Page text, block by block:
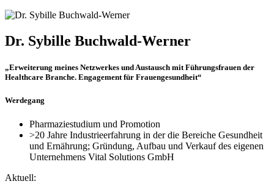
Dr. Sybille Buchwald-Werner
„Erweiterung meines Netzwerkes und Austausch mit Führungsfrauen der
Healthcare Branche. Engagement für Frauengesundheit“
Werdegang
Pharmaziestudium und Promotion
>20 Jahre Industrieerfahrung in der die Bereiche Gesundheit
und Ernährung; Gründung, Aufbau und Verkauf des eigenen
Unternehmens Vital Solutions GmbH
Aktuell: